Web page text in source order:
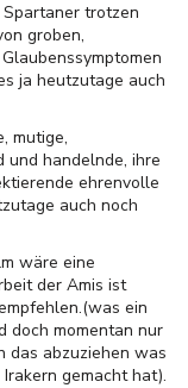
trotzen
groben,
ja heutzutage auch
mutige,
und handelnde, ihre
ehrenvolle
auch noch
wäre eine
der Amis ist
ein
doch momentan nur
das abzuziehen was
gemacht hat).